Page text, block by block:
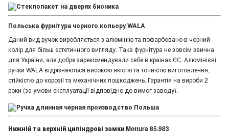
Польська фурнітура чорного кольору WALA
Даний вид ручок виробляється з алюмінію та пофарбовано в чорний
колір для більш естетичного вигляду. Така фурнітура не зовсім звична
для України, але добре зарекомендували себе в країнах ЄС. Алюмінієві
ручки WALA відрізняються високою якістю та точністю виготовлення,
стійкістю до корозії та механічних пошкоджень. Гарантія на вироби 2
роки (за умови експлуатації відповідно до вимог заводу).
Нижній та верхній циліндрові замки Mottura 85.983